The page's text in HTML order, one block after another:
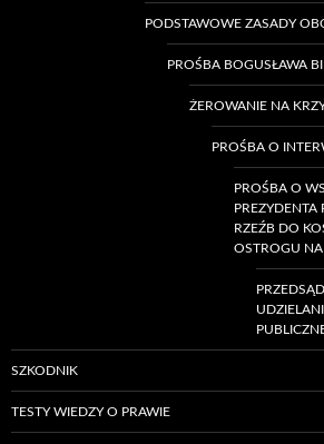
PODSTAWOWE ZASADY
PROŚBA BOGUSŁAWA
ŻEROWANIE NA
PROŚBA O
PROŚBA O
RZEŹB DO
OSTROGU
SZKODNIK
TESTY WIEDZY O PRAWIE